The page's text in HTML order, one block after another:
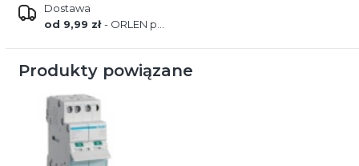
Dostawa
od 9,99 zł- ORLEN paczka
Produkty powiązane